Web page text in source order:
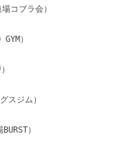
ブラ会）
）
ジム）
）